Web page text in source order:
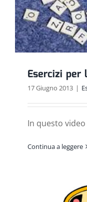
Esercizi per
17 Giugno 2013 |
In questo
Continua a leggere